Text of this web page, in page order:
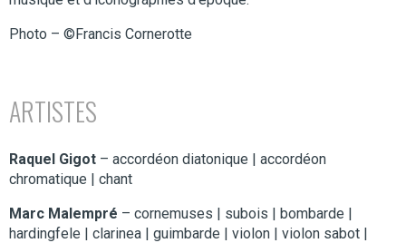
Photo – ©Francis Cornerotte
ARTISTES
Raquel Gigot – accordéon diatonique | accordéon
chromatique | chant
Marc Malempré – cornemuses | subois | bombarde |
hardingfele | clarinea | guimbarde | violon | violon sabot |